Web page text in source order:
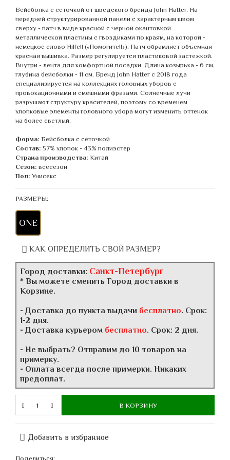
Бейсболка с сеточкой от шведского бренда John Hatter. На
передней структурированной панели с характерным швом
сверху - патч в виде красной с черной окантовкой
металлической пластины с гвоздиками по краям, на которой -
немецкое слово Hilfe!! («Помогите!!»). Патч обрамляет объемная
красная вышивка. Размер регулируется пластиковой застежкой.
Внутри - лента для комфортной посадки. Длина козырька - 6 см,
глубина бейсболки - 11 см. Бренд John Hatter с 2018 года
специализируется на коллекциях головных уборов с
провокационными и смешными фразами. Солнечные лучи
разрушают структуру красителей, поэтому со временем
хлопковые элементы головного убора могут изменить оттенок
на более светлый.
Форма: Бейсболка с сеточкой
Состав: 57% хлопок - 43% полиэстер
Страна производства: Китай
Сезон: всесезон
Пол: Унисекс
РАЗМЕРЫ:
ONE
КАК ОПРЕДЕЛИТЬ СВОЙ РАЗМЕР?
Город доставки: Санкт-Петербург
* Вы можете сменить Город доставки в
Корзине.
- Доставка до пункта выдачи бесплатно. Срок:
1-2 дня.
- Доставка курьером бесплатно. Срок: 2 дня.
- Не выбрать? Отправим до 10 товаров на
примерку.
- Оплата всегда после примерки. Никаких
предоплат.
В КОРЗИНУ
Добавить в избранное
Поделиться: